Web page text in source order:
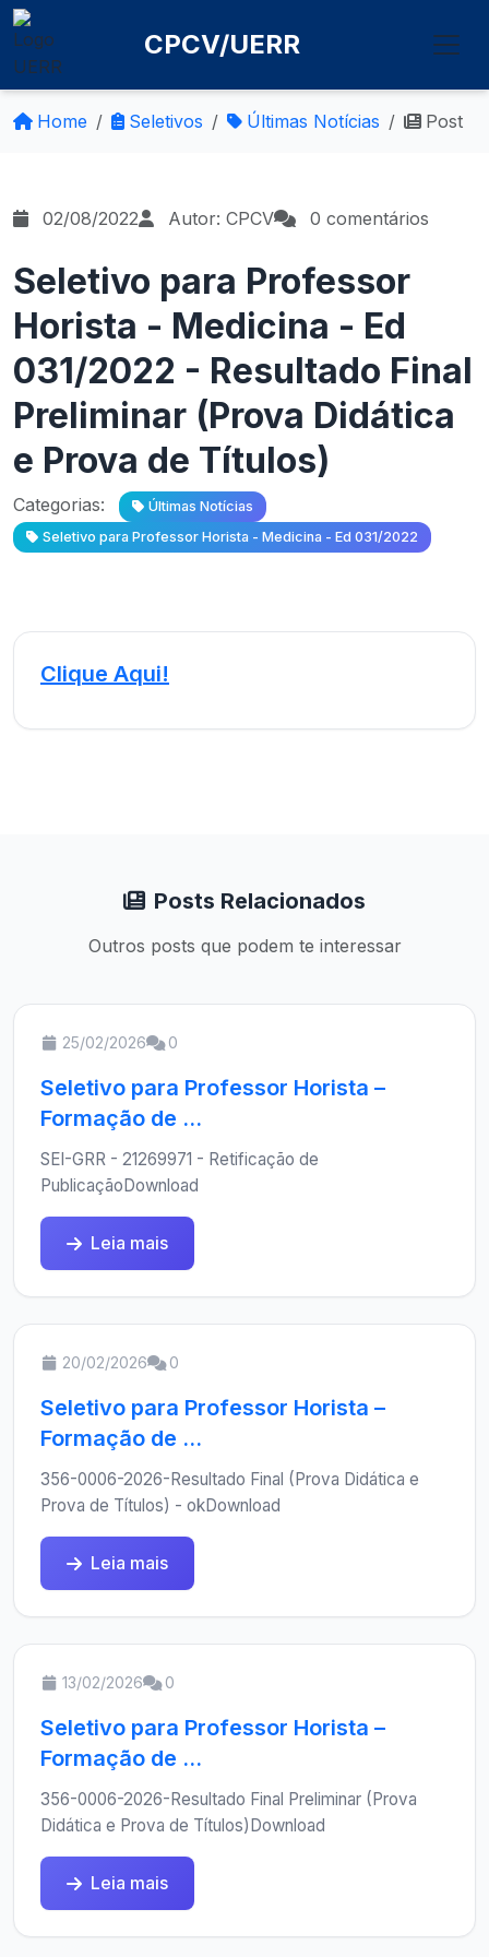
CPCV/UERR
Home Seletivos Últimas Notícias Post
02/08/2022 Autor: CPCV 0 comentários
Seletivo para Professor
Horista - Medicina - Ed
031/2022 - Resultado Final
Preliminar (Prova Didática
e Prova de Títulos)
Categorias:
Últimas Notícias
Seletivo para Professor Horista - Medicina - Ed 031/2022
Clique Aqui!
Posts Relacionados
Outros posts que podem te interessar
25/02/2026 0
Seletivo para Professor Horista –
Formação de ...
SEI-GRR - 21269971 - Retificação de
PublicaçãoDownload
Leia mais
20/02/2026 0
Seletivo para Professor Horista –
Formação de ...
356-0006-2026-Resultado Final (Prova Didática e
Prova de Títulos) - okDownload
Leia mais
13/02/2026 0
Seletivo para Professor Horista –
Formação de ...
356-0006-2026-Resultado Final Preliminar (Prova
Didática e Prova de Títulos)Download
Leia mais